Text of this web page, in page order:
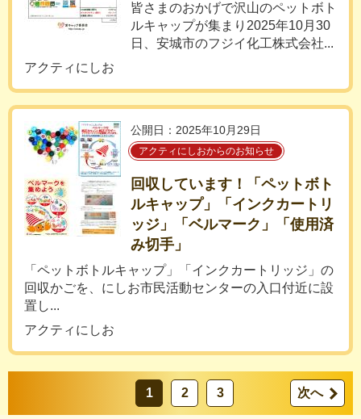
皆さまのおかげで沢山のペットボト
ルキャップが集まり2025年10月30
日、安城市のフジイ化工株式会社...
アクティにしお
公開日：2025年10月29日
アクティにしおからのお知らせ
回収しています！「ペットボト
ルキャップ」「インクカートリ
ッジ」「ベルマーク」「使用済
み切手」
「ペットボトルキャップ」「インクカートリッジ」の
回収かごを、にしお市民活動センターの入口付近に設
置し...
アクティにしお
1 2 3 次へ